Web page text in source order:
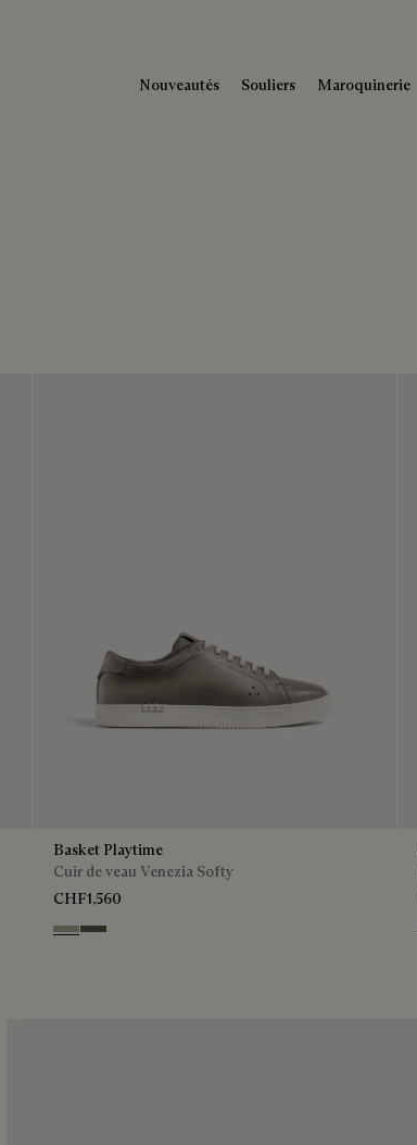
Nouveautés Souliers Maroquinerie
Basket Playtime
Cuir de veau Venezia Softy
CHF1,560
Pebble Grey
Selva Oscura